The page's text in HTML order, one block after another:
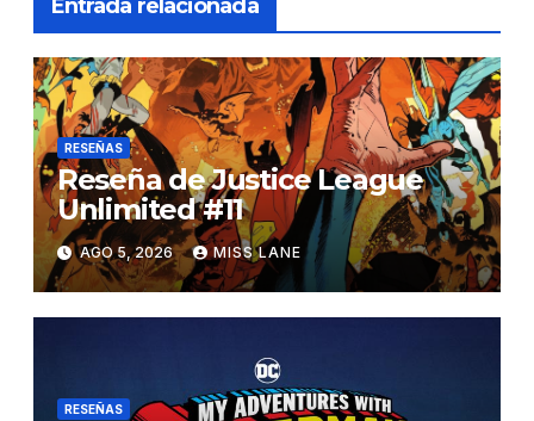
Entrada relacionada
RESEÑAS
Reseña de Justice League
Unlimited #11
AGO 5, 2026 MISS LANE
RESEÑAS